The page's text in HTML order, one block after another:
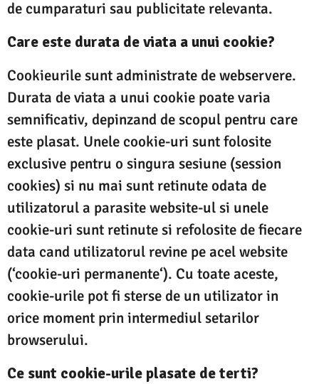
de cumparaturi sau publicitate relevanta.
Care este durata de viata a unui cookie?
Cookieurile sunt administrate de webservere.
Durata de viata a unui cookie poate varia
semnificativ, depinzand de scopul pentru care
este plasat. Unele cookie-uri sunt folosite
exclusive pentru o singura sesiune (session
cookies) si nu mai sunt retinute odata de
utilizatorul a parasite website-ul si unele
cookie-uri sunt retinute si refolosite de fiecare
data cand utilizatorul revine pe acel website
(‘cookie-uri permanente‘). Cu toate aceste,
cookie-urile pot fi sterse de un utilizator in
orice moment prin intermediul setarilor
browserului.
Ce sunt cookie-urile plasate de terti?